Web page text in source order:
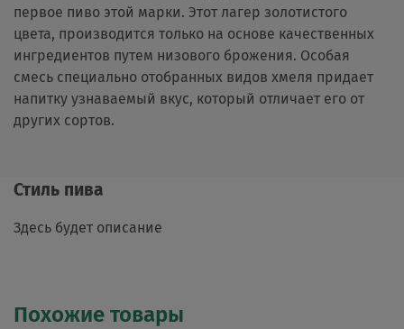
первое пиво этой марки. Этот лагер золотистого
цвета, производится только на основе качественных
ингредиентов путем низового брожения. Особая
смесь специально отобранных видов хмеля придает
напитку узнаваемый вкус, который отличает его от
других сортов.
Стиль пива
Здесь будет описание
Похожие товары